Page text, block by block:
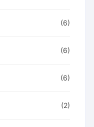
(6)
(6)
(6)
(2)